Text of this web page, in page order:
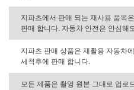
지파츠에서 판매 되는 재사용 품목
판매 합니다. 자동차 안전은 안심해
지파츠 판매 상품은 재활용 자동차
세척후에 판매 합니다.
모든 제품은 촬영 원본 그대로 업로